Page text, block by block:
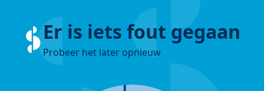
Er is iets fout gegaan
Probeer het later opnieuw